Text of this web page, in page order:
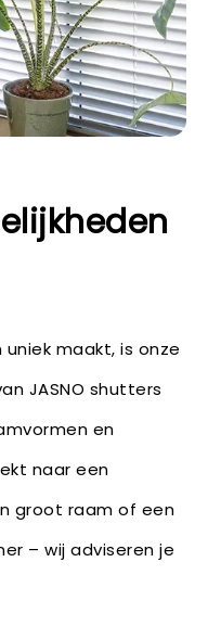
maakt, is onze
JASNO shutters
en
naar een
groot raam of een
– wij adviseren je